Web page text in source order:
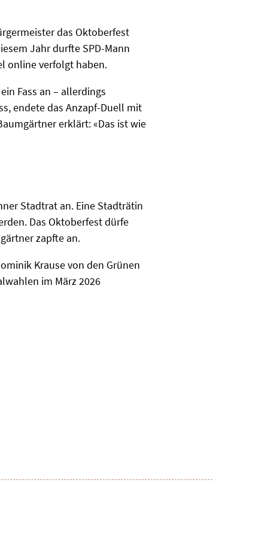
das Oktoberfest
Jahr durfte SPD-Mann
online verfolgt haben.
Fass an – allerdings
endete das Anzapf-Duell mit
erklärt: «Das ist wie
Stadtrat an. Eine Stadträtin
Das Oktoberfest dürfe
zapfte an.
Krause von den Grünen
im März 2026